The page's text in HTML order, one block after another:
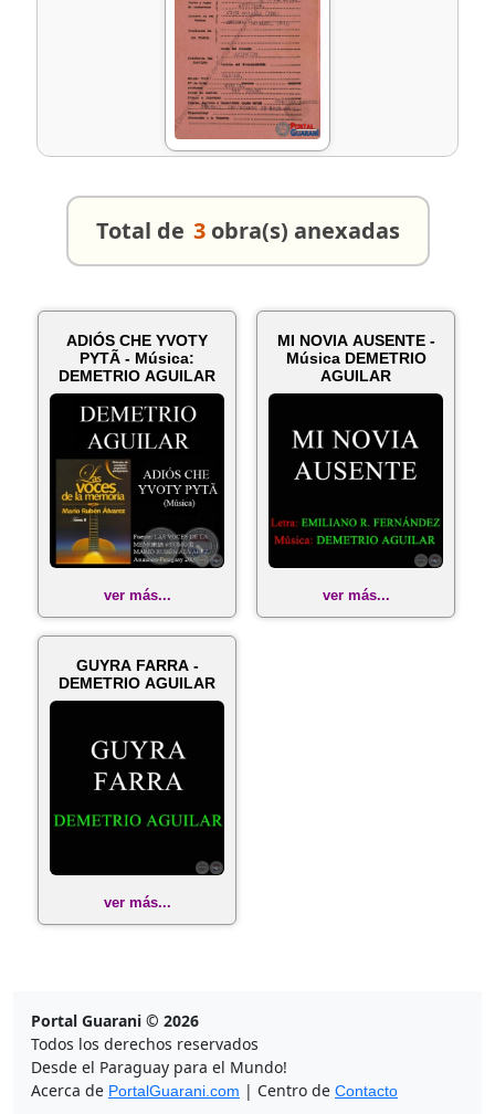
Total de 3 obra(s) anexadas
ADIÓS CHE YVOTY
PYTÃ - Música:
DEMETRIO AGUILAR
ver más...
MI NOVIA AUSENTE -
Música DEMETRIO
AGUILAR
ver más...
GUYRA FARRA -
DEMETRIO AGUILAR
ver más...
Portal Guarani © 2026
Todos los derechos reservados
Desde el Paraguay para el Mundo!
Acerca de PortalGuarani.com | Centro de Contacto